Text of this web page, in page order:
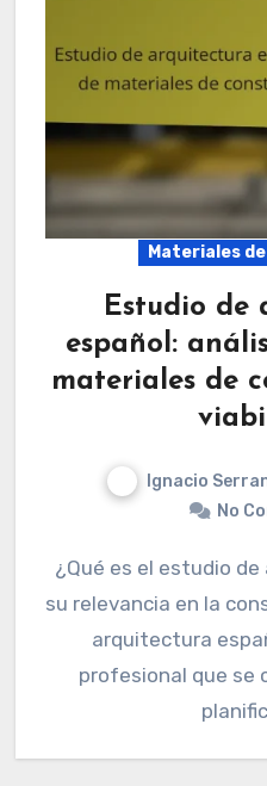
Materiales
Estudio de
español:
materiales de
Ignacio
No
¿Qué es el estudio de arquitectura español y
su relevancia en la
arquitectura
profesional que se